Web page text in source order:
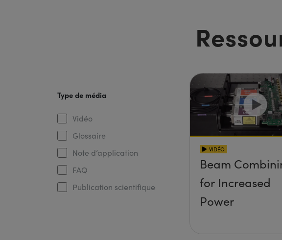
Type de média
Vidéo
Glossaire
Note d’application
FAQ
Publication scientifique
VIDÉO
Beam
for Increased
Power